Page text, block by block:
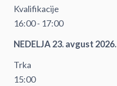
Kvalifikacije
16:00 - 17:00
NEDELJA 23. avgust 2026.
Trka
15:00